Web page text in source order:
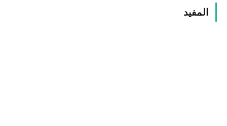
المفيد